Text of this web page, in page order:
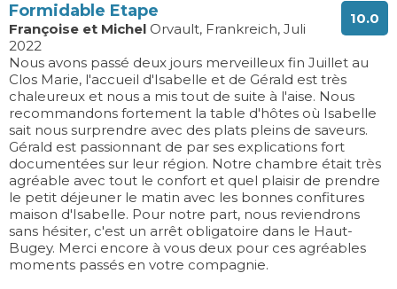
10.0
Formidable Etape
Françoise et Michel Orvault, Frankreich, Juli
2022
Nous avons passé deux jours merveilleux fin Juillet au
Clos Marie, l'accueil d'Isabelle et de Gérald est très
chaleureux et nous a mis tout de suite à l'aise. Nous
recommandons fortement la table d'hôtes où Isabelle
sait nous surprendre avec des plats pleins de saveurs.
Gérald est passionnant de par ses explications fort
documentées sur leur région. Notre chambre était très
agréable avec tout le confort et quel plaisir de prendre
le petit déjeuner le matin avec les bonnes confitures
maison d'Isabelle. Pour notre part, nous reviendrons
sans hésiter, c'est un arrêt obligatoire dans le Haut-
Bugey. Merci encore à vous deux pour ces agréables
moments passés en votre compagnie.